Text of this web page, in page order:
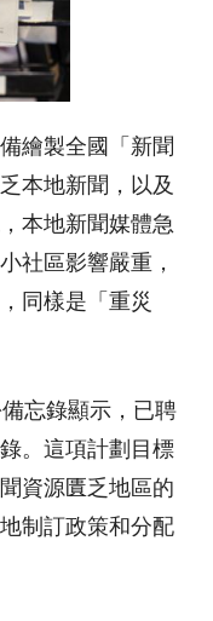
繪製全國「新聞
本地新聞，以及
本地新聞媒體急
社區影響嚴重，
同樣是「重災
忘錄顯示，已聘
。這項計劃目標
資源匱乏地區的
制訂政策和分配